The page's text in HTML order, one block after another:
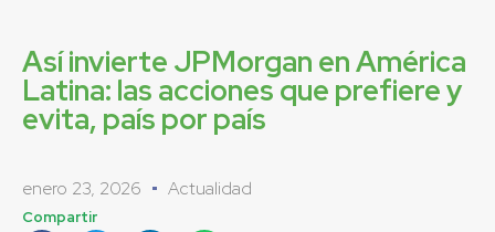
Así invierte JPMorgan en América
Latina: las acciones que prefiere y
evita, país por país
enero 23, 2026 Actualidad
Compartir